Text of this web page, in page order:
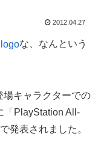
2012.04.27
な、なんという
キャラクターでの
「PlayStation All-
発表されました。